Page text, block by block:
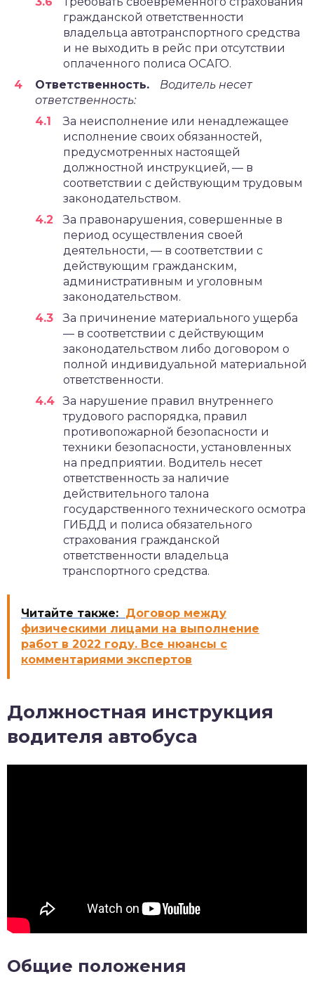
гражданской ответственности
владельца автотранспортного средства
и не выходить в рейс при отсутствии
оплаченного полиса ОСАГО.
Ответственность. Водитель несет
ответственность:
За неисполнение или ненадлежащее
исполнение своих обязанностей,
предусмотренных настоящей
должностной инструкцией, — в
соответствии с действующим трудовым
законодательством.
За правонарушения, совершенные в
период осуществления своей
деятельности, — в соответствии с
действующим гражданским,
административным и уголовным
законодательством.
За причинение материального ущерба
— в соответствии с действующим
законодательством либо договором о
полной индивидуальной материальной
ответственности.
За нарушение правил внутреннего
трудового распорядка, правил
противопожарной безопасности и
техники безопасности, установленных
на предприятии. Водитель несет
ответственность за наличие
действительного талона
государственного технического осмотра
ГИБДД и полиса обязательного
страхования гражданской
ответственности владельца
транспортного средства.
Читайте также: Договор между
физическими лицами на выполнение
работ в 2022 году. Все нюансы с
комментариями экспертов
Должностная инструкция
водителя автобуса
Общие положения